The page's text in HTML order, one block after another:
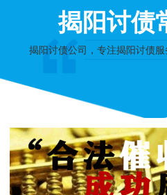
揭阳讨债
揭阳讨债公司，专注揭阳讨债